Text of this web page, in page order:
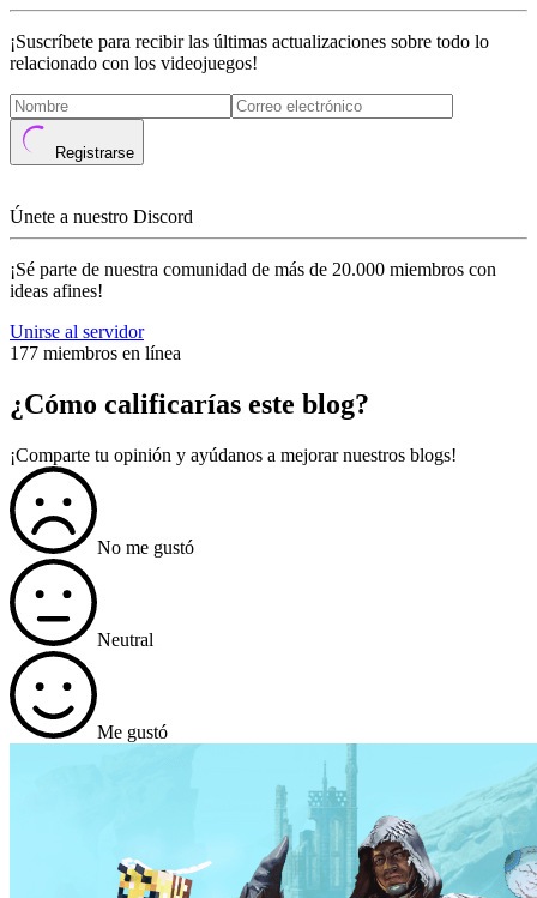
¡Suscríbete para recibir las últimas actualizaciones sobre todo lo
relacionado con los videojuegos!
Registrarse
Únete a nuestro Discord
¡Sé parte de nuestra comunidad de más de 20.000 miembros con
ideas afines!
Unirse al servidor
177 miembros en línea
¿Cómo calificarías este blog?
¡Comparte tu opinión y ayúdanos a mejorar nuestros blogs!
No me gustó
Neutral
Me gustó